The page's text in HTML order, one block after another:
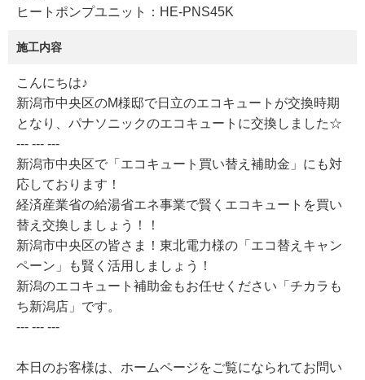
ヒートポンプユニット：HE-PNS45K
施工内容
こんにちは♪
新潟市中央区のM様邸で日立のエコキュートが交換時期
となり、パナソニックのエコキュートに交換しました☆
--- --- ---
新潟市中央区で「エコキュート買い替え補助金」にも対
応しております！
経済産業省の給湯省エネ事業で賢くエコキュートを買い
替え交換しましょう！！
新潟市中央区の皆さま！東北電力様の「エコ替えキャン
ペーン」も賢く活用しましょう！
新潟のエコキュート補助金もお任せください「チカラも
ち新潟店」です。
--- --- ---
本日のお客様は、ホームページをご覧になられてお問い